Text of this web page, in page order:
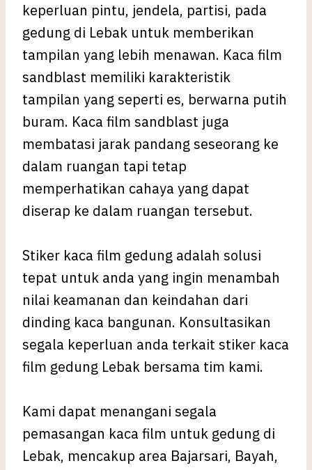
keperluan pintu, jendela, partisi, pada
gedung di Lebak untuk memberikan
tampilan yang lebih menawan. Kaca film
sandblast memiliki karakteristik
tampilan yang seperti es, berwarna putih
buram. Kaca film sandblast juga
membatasi jarak pandang seseorang ke
dalam ruangan tapi tetap
memperhatikan cahaya yang dapat
diserap ke dalam ruangan tersebut.
Stiker kaca film gedung adalah solusi
tepat untuk anda yang ingin menambah
nilai keamanan dan keindahan dari
dinding kaca bangunan. Konsultasikan
segala keperluan anda terkait stiker kaca
film gedung Lebak bersama tim kami.
Kami dapat menangani segala
pemasangan kaca film untuk gedung di
Lebak, mencakup area Bajarsari, Bayah,